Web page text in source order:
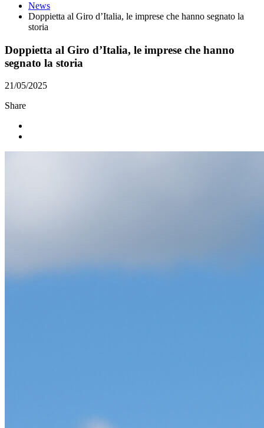
News
Doppietta al Giro d’Italia, le imprese che hanno segnato la
storia
Doppietta al Giro d’Italia, le imprese che hanno
segnato la storia
21/05/2025
Share